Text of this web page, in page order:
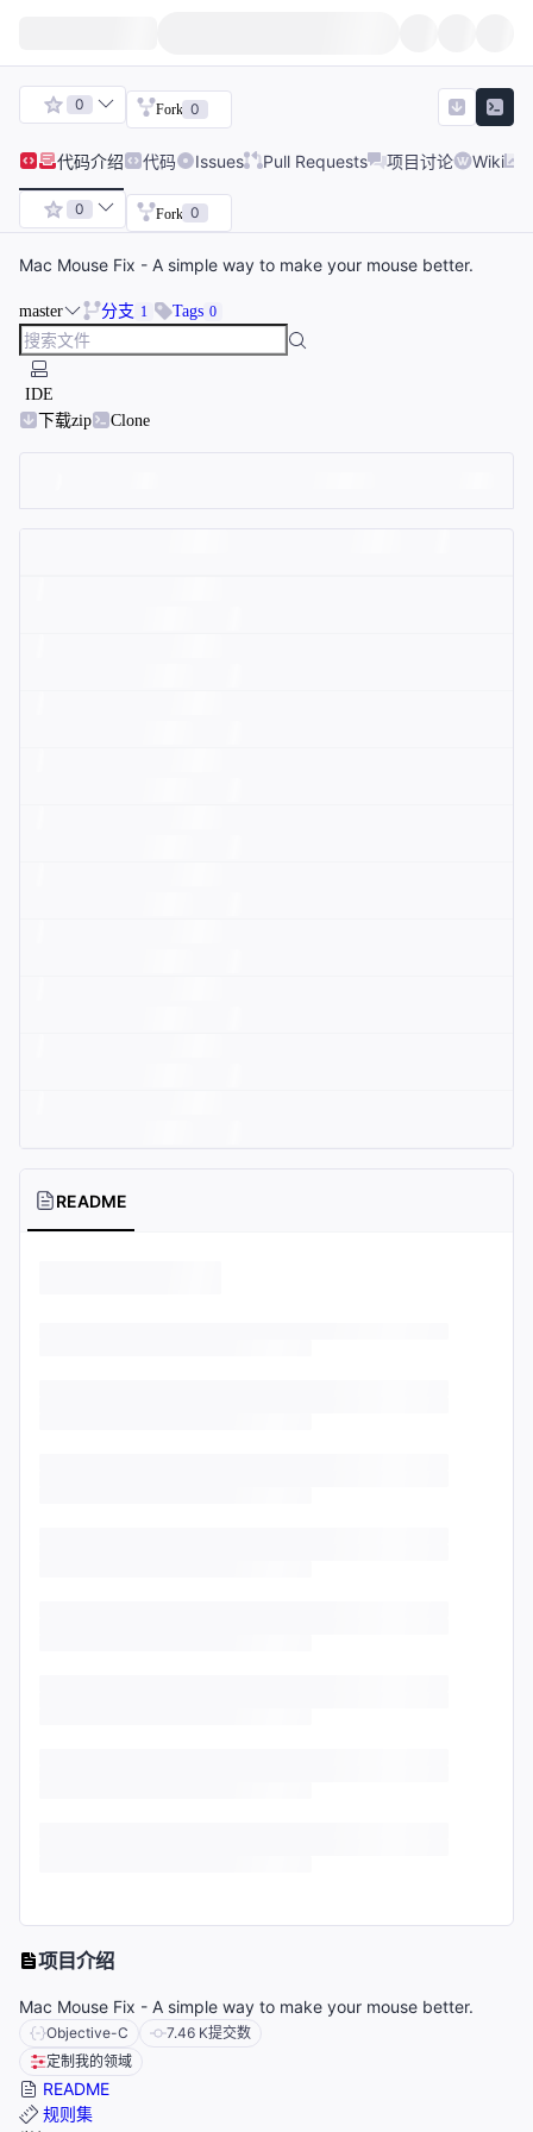
0 Fork 0
代码介绍 代码 Issues Pull Requests 项目讨论 Wiki
0 Fork 0
Mac Mouse Fix - A simple way to make your mouse better.
master 分支 1 Tags 0
IDE
下载zip
Clone
README
项目介绍
Mac Mouse Fix - A simple way to make your mouse better.
Objective-C 7.46 K提交数
定制我的领域
README
规则集